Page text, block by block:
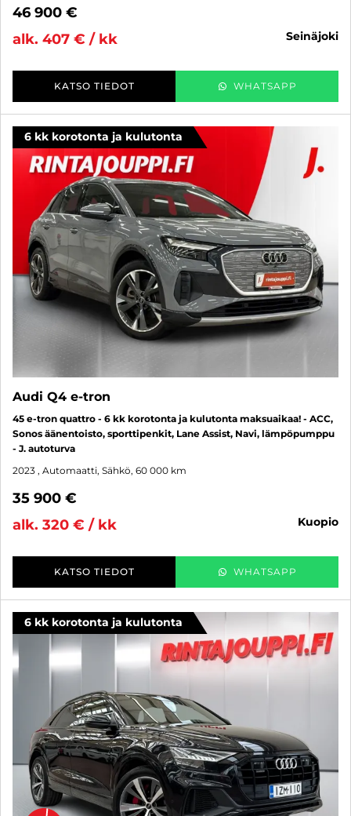
46 900 €
alk. 407 € / kk
seinäjoki
KATSO TIEDOT WHATSAPP
6 kk korotonta ja kulutonta
Audi Q4 e-tron
45 e-tron quattro - 6 kk korotonta ja kulutonta maksuaikaa! - ACC,
Sonos äänentoisto, sporttipenkit, Lane Assist, Navi, lämpöpumppu
- J. autoturva
2023 , Automaatti, Sähkö, 60 000 km
35 900 €
alk. 320 € / kk
kuopio
KATSO TIEDOT WHATSAPP
6 kk korotonta ja kulutonta